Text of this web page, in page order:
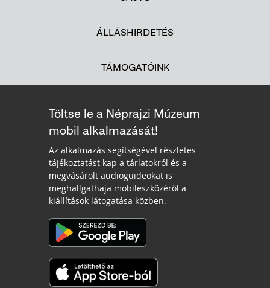
ÁLLÁSHIRDETÉS
TÁMOGATÓINK
Töltse le a Néprajzi Múzeum
mobil alkalmazását!
Az alkalmazás segítségével részletes
tájékoztatást kap a tárlatokról és a
megvásárolt audioguideokat is
meghallgathaja mobileszközéről a
kiállítások látogatása közben.